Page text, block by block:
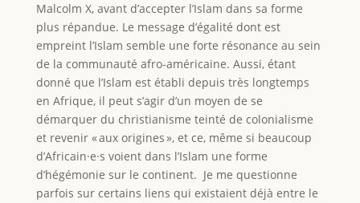
Malcolm X, avant d’accepter l’Islam dans sa forme
plus répandue. Le message d’égalité dont est
empreint l’Islam semble une forte résonance au sein
de la communauté afro-américaine. Aussi, étant
donné que l’Islam est établi depuis très longtemps
en Afrique, il peut s’agir d’un moyen de se
démarquer du christianisme teinté de colonialisme
et revenir « aux origines », et ce, même si beaucoup
d’Africain·e·s voient dans l’Islam une forme
d’hégémonie sur le continent. Je me questionne
parfois sur certains liens qui existaient déjà entre le